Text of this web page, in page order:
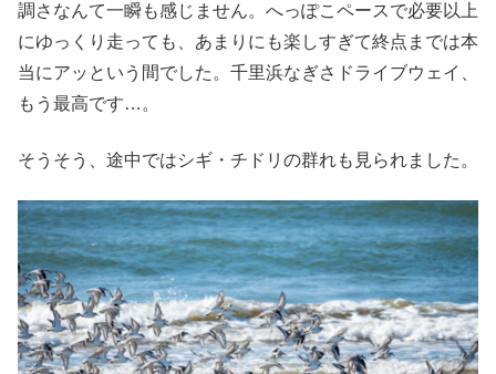
調さなんて一瞬も感じません。へっぽこペースで必要以上
にゆっくり走っても、あまりにも楽しすぎて終点までは本
当にアッという間でした。千里浜なぎさドライブウェイ、
もう最高です…。
そうそう、途中ではシギ・チドリの群れも見られました。